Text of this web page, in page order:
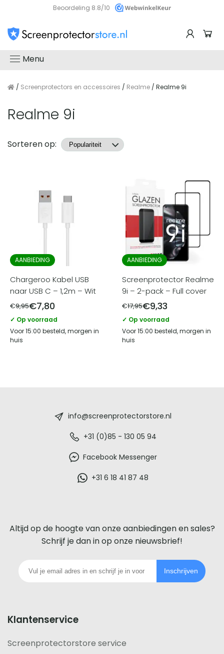
Beoordeling 8.8/10
Menu
/ Screenprotectors en accessoires / Realme / Realme 9i
Realme 9i
Producten
Sorteren op:
AANBIEDING
Chargeroo Kabel USB
naar USB C – 1,2m – Wit
€9,95€7,80
✓ Op voorraad
Voor 15:00 besteld, morgen in
huis
AANBIEDING
Screenprotector Realme
9i – 2-pack – Full cover
€17,95€9,33
✓ Op voorraad
Voor 15:00 besteld, morgen in
huis
voor
iedere
telefoon
info@screenprotectorstore.nl
+31 (0)85 - 130 05 94
Facebook Messenger
+31 6 18 41 87 48
Altijd op de hoogte van onze aanbiedingen en sales?
Schrijf je dan in op onze nieuwsbrief!
Inschrijven
Klantenservice
Screenprotectorstore service